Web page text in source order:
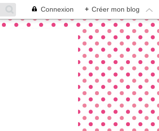
Connexion + Créer mon blog